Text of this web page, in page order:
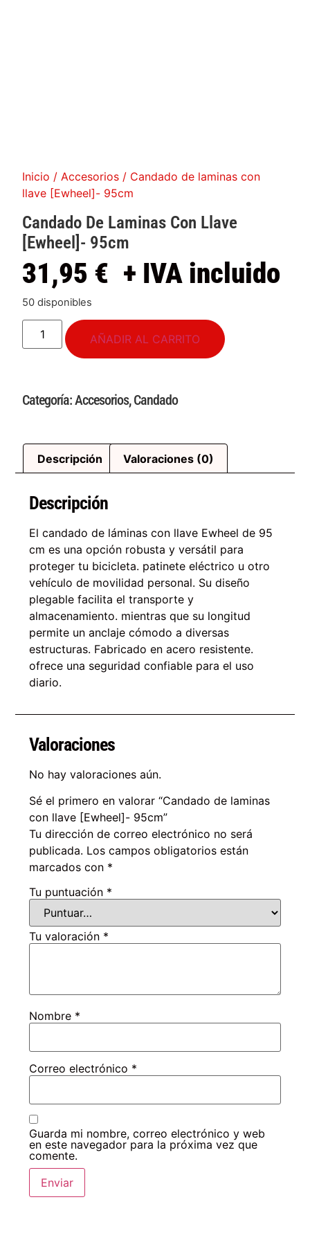
Inicio /Accesorios / Candado de laminas con
llave [Ewheel]- 95cm
Candado De Laminas Con Llave
[Ewheel]- 95cm
31,95 € + IVA incluido
50 disponibles
AÑADIR AL CARRITO
Categoría:Accesorios,Candado
Descripción Valoraciones (0)
Descripción
El candado de láminas con llave Ewheel de 95
cm es una opción robusta y versátil para
proteger tu bicicleta. patinete eléctrico u otro
vehículo de movilidad personal. Su diseño
plegable facilita el transporte y
almacenamiento. mientras que su longitud
permite un anclaje cómodo a diversas
estructuras. Fabricado en acero resistente.
ofrece una seguridad confiable para el uso
diario.
Valoraciones
No hay valoraciones aún.
Sé el primero en valorar “Candado de laminas
con llave [Ewheel]- 95cm”
Tu dirección de correo electrónico no será
publicada. Los campos obligatorios están
marcados con *
Tu puntuación *
Tu valoración *
Nombre *
Correo electrónico *
Guarda mi nombre, correo electrónico y web
en este navegador para la próxima vez que
comente.